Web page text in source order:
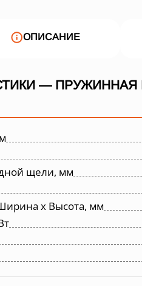
ОПИСАНИЕ
— ПРУЖИННАЯ
щели, мм
х Высота, мм